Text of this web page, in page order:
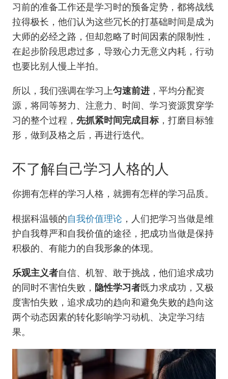
习前的准备工作还是学习时的预备定势，都将战线
拉得极长，他们认为这些冗长的打基础时间是成为
大师的必经之路，但却忽略了时间因素的限制性，
在起步阶段思虑过多，导致心力无意义内耗，行动
也要比别人慢上半拍。
所以，我们强调在学习上匀速前进 ，平均分配资
源，将同等努力、注意力、时间、学习资源贯穿学
习的整个过程， 先抓紧时间完成目标，打磨目标雏
形，做到及格之后，再进行迭代。
不了解自己学习人格的人
你拥有怎样的学习人格，就拥有怎样的学习品质。
根据科温顿的自我价值理论 ，人们把学习当做是维
护自我尊严和自我价值的途径，把成功当做是保持
积极的、有能力的自我形象的体现。
乐观主义者自信、机智、敢于挑战，他们追求成功
的同时不害怕失败， 隐性学习者既力求成功，又极
度害怕失败，追求成功的趋向和避免失败的趋向这
两个动态因素的转化影响学习动机、决定学习结
果。